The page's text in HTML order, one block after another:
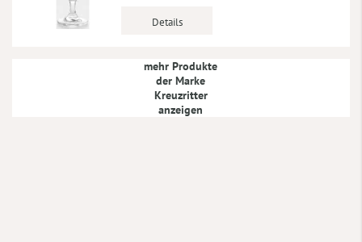
Details
mehr Produkte
der Marke
Kreuzritter
anzeigen